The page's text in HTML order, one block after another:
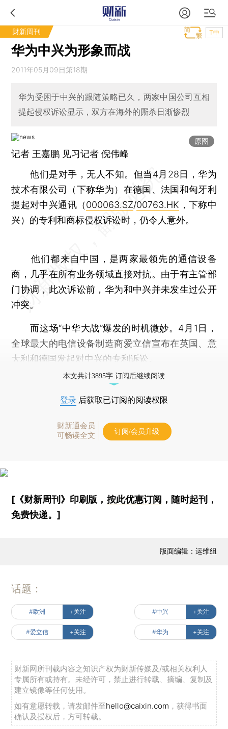
财新周刊 T中
华为中兴为形象而战
2011年05月09日第18期
华为受困于中兴的跟随策略已久，两家中国公司互相
提起侵权诉讼显示，双方在海外的厮杀日渐惨烈
原图
记者 王嘉鹏 见习记者 倪伟峰
他们是对手，无人不知。但当4月28日，华为
技术有限公司（下称华为）在德国、法国和匈牙利
提起对中兴通讯（000063.SZ/00763.HK ，下称中
兴）的专利和商标侵权诉讼时，仍令人意外。
他们都来自中国，是两家最领先的通信设备
商，几乎在所有业务领域直接对抗。由于有主管部
门协调，此次诉讼前，华为和中兴并未发生过公开
冲突。
而这场“中华大战”爆发的时机微妙。4月1日，
全球最大的电信设备制造商爱立信宣布在英国、意
大利和德国发起对中兴的专利诉讼。
本文共计3895字 订阅后继续阅读
登录 后获取已订阅的阅读权限
财新通会员
可畅读全文
订阅/会员升级
[《财新周刊》印刷版， 按此优惠订阅 ，随时起刊，
免费快递。]
版面编辑：运维组
话题：
#欧洲 +关注 #中兴 +关注
#爱立信 +关注 #华为 +关注
财新网所刊载内容之知识产权为财新传媒及/或相关权利人
专属所有或持有。未经许可，禁止进行转载、摘编、复制及
建立镜像等任何使用。
如有意愿转载，请发邮件至hello@caixin.com ，获得书面
确认及授权后，方可转载。